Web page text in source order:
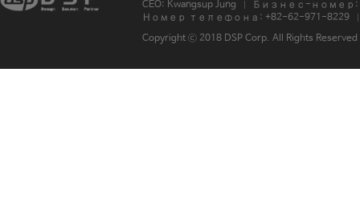
CEO: Kwangsup Jung
Бизнес-номер:
Номер телефона: +82-62-971-8229
Copyright ⓒ 2018 DSP Corp. All Rights Reserved